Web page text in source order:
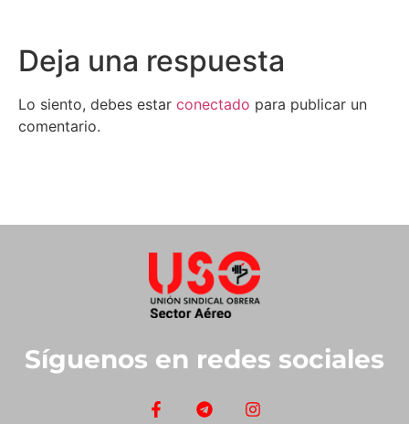
Deja una respuesta
Lo siento, debes estar conectado para publicar un
comentario.
Síguenos en redes sociales